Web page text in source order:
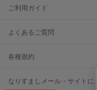
ご利用ガイド
よくあるご質問
各種規約
なりすましメール・サイトに